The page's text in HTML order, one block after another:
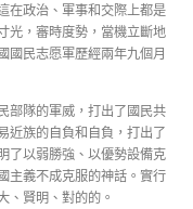
在政治、軍事和交際上都是
光，審時度勢，當機立斷地
國民志愿軍歷經兩年九個月
部隊的軍威，打出了國民共
近族的自負和自負，打出了
了以弱勝強、以優勢設備克
主義不成克服的神話。實行
、賢明、對的的。